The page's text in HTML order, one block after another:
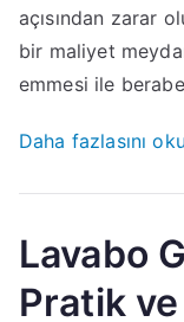
açısından zarar
bir maliyet
emmesi ile
Daha fazlasını oku
Lavabo
Pratik